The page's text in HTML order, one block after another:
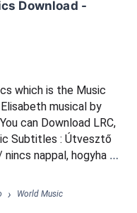
Download -
which is the Music
musical by
can Download LRC,
Subtitles : Útvesztő
nappal, hogyha
drótján ránganak /
Keres engem minden
tér csak vissza
› World Music